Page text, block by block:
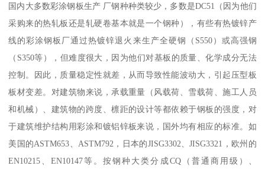
国内大多数彩涂钢板生产 厂钢种种类较少，多数是DC51（因为他们
采购来的热轧板还是轧硬卷基本就是一个钢种），有些有热镀锌产
线的彩涂钢板厂通过热镀锌退火来生产全硬钢（S550）或高强钢
（S350等），但难度很大，因为他们对基板的质量、化学成分无法
控制。因此，质量稳定性就差，从而导致性能波动大，引起压型板
板材变差。对建筑物来说，承载重量（风载荷、雪载荷、施工人员
和机械）、建筑物的跨度、檩距的设计等都依赖于钢板的强度，对
于建筑维护结构用彩涂和镀铝锌板来说，国外均有相应的标准。如
美国的ASTM653、ASTM792，日本的JISG3302、JISG3321，欧州的
EN10215、EN10147等。按钢种大类分成CQ（普通商用级）、